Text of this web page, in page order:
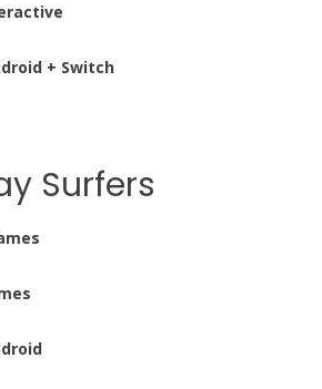
+ Switch
Surfers